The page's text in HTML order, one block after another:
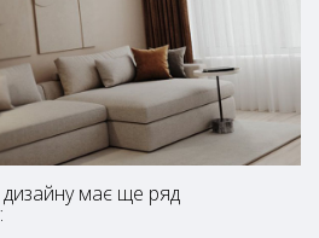
дизайну має ще ряд